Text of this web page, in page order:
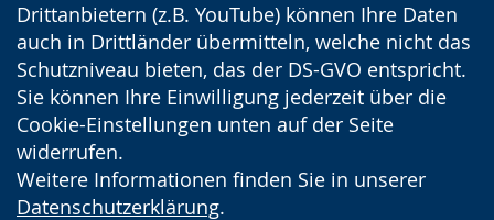
Drittanbietern (z.B. YouTube) können Ihre Daten
auch in Drittländer übermitteln, welche nicht das
Schutzniveau bieten, das der DS-GVO entspricht.
Sie können Ihre Einwilligung jederzeit über die
Cookie-Einstellungen unten auf der Seite
widerrufen.
Weitere Informationen finden Sie in unserer
Datenschutzerklärung.